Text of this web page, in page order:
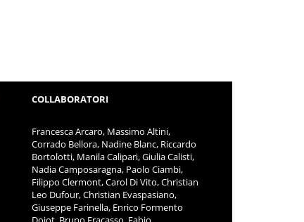
COLLABORATORI
Francesca Arcaro, Massimo Altini,
Corrado Bellora, Nadine Blanc, Riccardo
Bortolotti, Manila Calipari, Giulia Calisti,
Nadia Camposaragna, Paolo Ciambi,
Filippo Clermont, Carol Di Vito, Christian
Leo Dufour, Christian Evaspasiano,
Giuseppe Farinella, Enrico Formento